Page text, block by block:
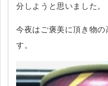
分しようと思いました。
今夜はご褒美に頂き物の
す。